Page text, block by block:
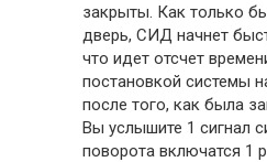
закрыты. Как только
дверь, СИД начнет
что идет отсчет
постановкой системы
после того, как была
Вы услышите 1 сигнал
поворота включатся 1